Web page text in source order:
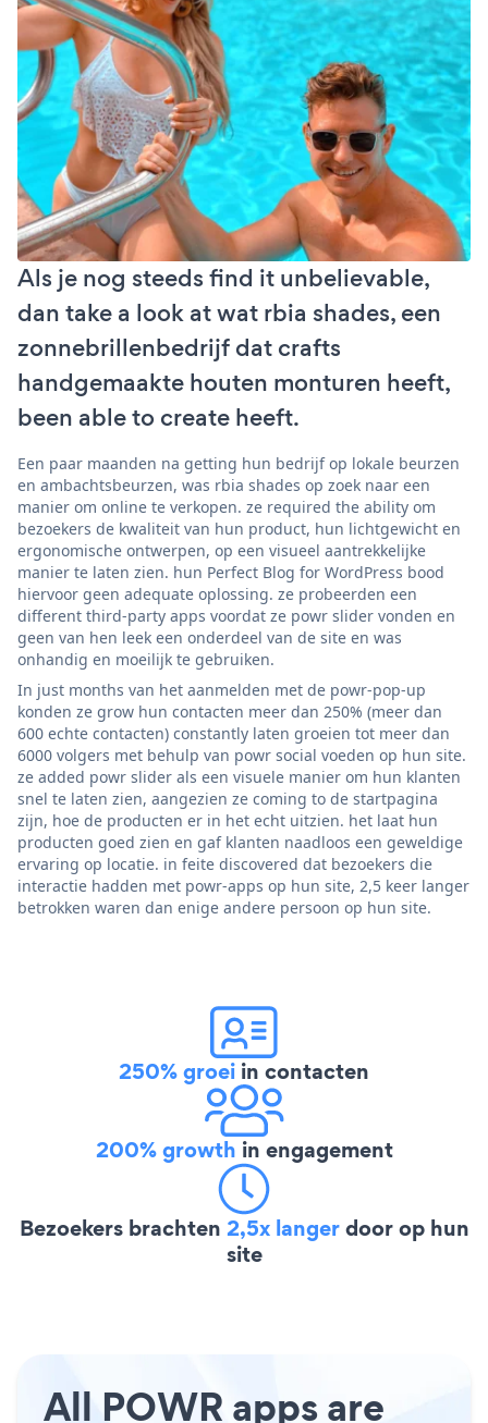
Als je nog steeds find it unbelievable,
dan take a look at wat rbia shades, een
zonnebrillenbedrijf dat crafts
handgemaakte houten monturen heeft,
been able to create heeft.
Een paar maanden na getting hun bedrijf op lokale beurzen
en ambachtsbeurzen, was rbia shades op zoek naar een
manier om online te verkopen. ze required the ability om
bezoekers de kwaliteit van hun product, hun lichtgewicht en
ergonomische ontwerpen, op een visueel aantrekkelijke
manier te laten zien. hun Perfect Blog for WordPress bood
hiervoor geen adequate oplossing. ze probeerden een
different third-party apps voordat ze powr slider vonden en
geen van hen leek een onderdeel van de site en was
onhandig en moeilijk te gebruiken.
In just months van het aanmelden met de powr-pop-up
konden ze grow hun contacten meer dan 250% (meer dan
600 echte contacten) constantly laten groeien tot meer dan
6000 volgers met behulp van powr social voeden op hun site.
ze added powr slider als een visuele manier om hun klanten
snel te laten zien, aangezien ze coming to de startpagina
zijn, hoe de producten er in het echt uitzien. het laat hun
producten goed zien en gaf klanten naadloos een geweldige
ervaring op locatie. in feite discovered dat bezoekers die
interactie hadden met powr-apps op hun site, 2,5 keer langer
betrokken waren dan enige andere persoon op hun site.
250% groei in contacten
200% growth in engagement
Bezoekers brachten 2,5x langerdoor op hun
site
All POWR apps are